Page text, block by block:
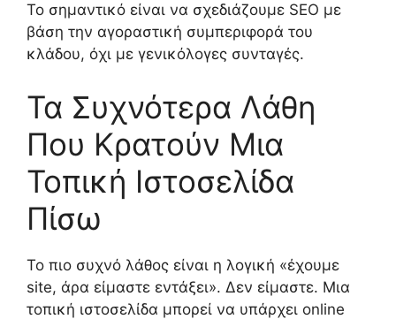
Το σημαντικό είναι να σχεδιάζουμε SEO με
βάση την αγοραστική συμπεριφορά του
κλάδου, όχι με γενικόλογες συνταγές.
Τα Συχνότερα Λάθη
Που Κρατούν Μια
Τοπική Ιστοσελίδα
Πίσω
Το πιο συχνό λάθος είναι η λογική «έχουμε
site, άρα είμαστε εντάξει». Δεν είμαστε. Μια
τοπική ιστοσελίδα μπορεί να υπάρχει online